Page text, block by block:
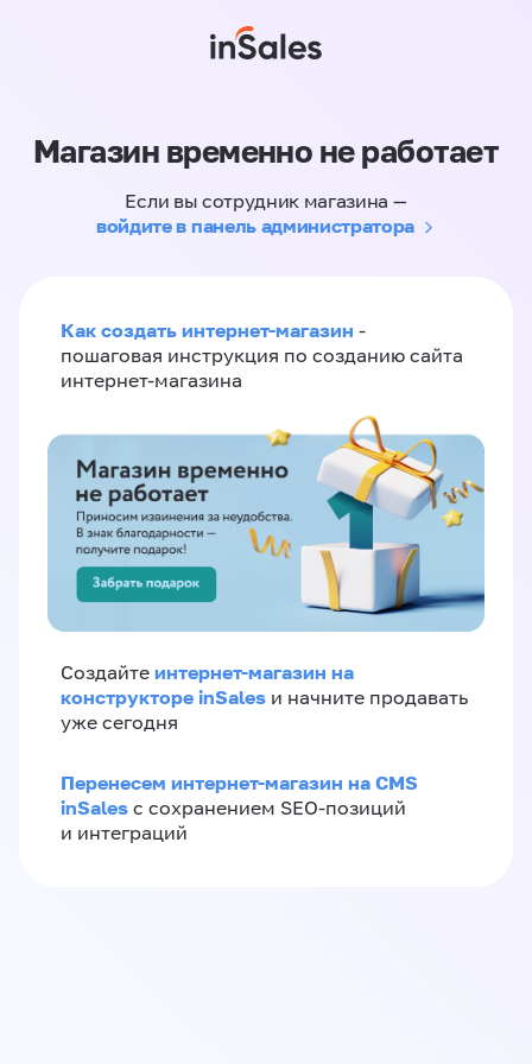
Магазин временно не работает
Если вы сотрудник магазина —
войдите в панель администратора
Как создать интернет-магазин -
пошаговая инструкция по созданию сайта
интернет-магазина
Создайте интернет-магазин на
конструкторе inSales и начните продавать
уже сегодня
Перенесем интернет-магазин на CMS
inSales с сохранением SEO-позиций
и интеграций